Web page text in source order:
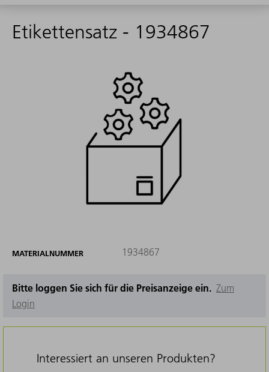
Etikettensatz - 1934867
MATERIALNUMMER 1934867
Bitte loggen Sie sich für die Preisanzeige ein. Zum
Login
Interessiert an unseren Produkten?